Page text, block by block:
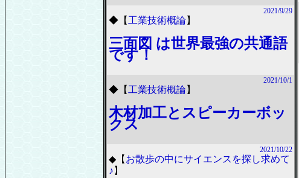
2021/9/29
◆ 【 工業技術概論】
三面図 は世界最強の共通語
です！
2021/10/1
◆ 【 工業技術概論】
木材加工とスピーカーボッ
クス
2021/10/22
◆ 【 お散歩の中にサイエンスを探し求めて
♪ 】